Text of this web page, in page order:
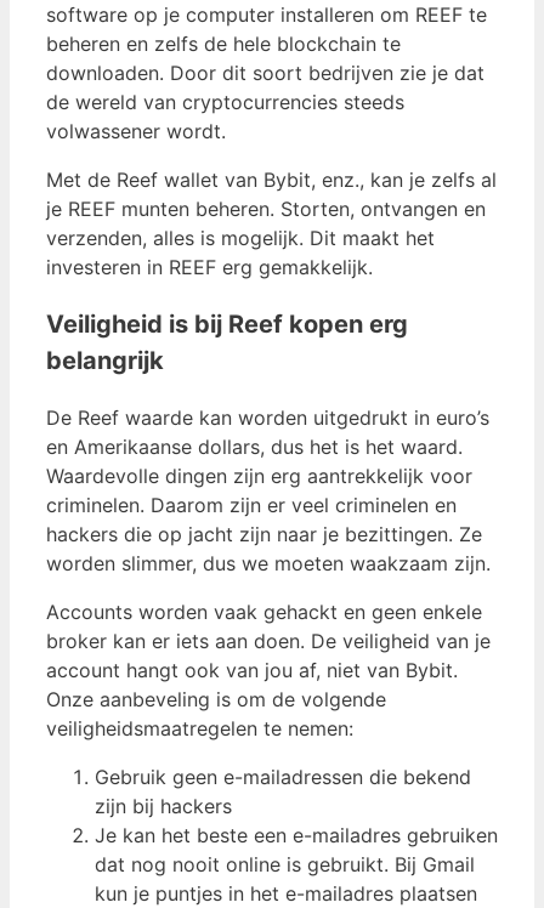
software op je computer installeren om REEF te
beheren en zelfs de hele blockchain te
downloaden. Door dit soort bedrijven zie je dat
de wereld van cryptocurrencies steeds
volwassener wordt.
Met de Reef wallet van Bybit, enz., kan je zelfs al
je REEF munten beheren. Storten, ontvangen en
verzenden, alles is mogelijk. Dit maakt het
investeren in REEF erg gemakkelijk.
Veiligheid is bij Reef kopen erg
belangrijk
De Reef waarde kan worden uitgedrukt in euro’s
en Amerikaanse dollars, dus het is het waard.
Waardevolle dingen zijn erg aantrekkelijk voor
criminelen. Daarom zijn er veel criminelen en
hackers die op jacht zijn naar je bezittingen. Ze
worden slimmer, dus we moeten waakzaam zijn.
Accounts worden vaak gehackt en geen enkele
broker kan er iets aan doen. De veiligheid van je
account hangt ook van jou af, niet van Bybit.
Onze aanbeveling is om de volgende
veiligheidsmaatregelen te nemen:
Gebruik geen e-mailadressen die bekend
zijn bij hackers
Je kan het beste een e-mailadres gebruiken
dat nog nooit online is gebruikt. Bij Gmail
kun je puntjes in het e-mailadres plaatsen